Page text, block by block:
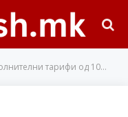
трговски партнери по истрагата за принудна работа